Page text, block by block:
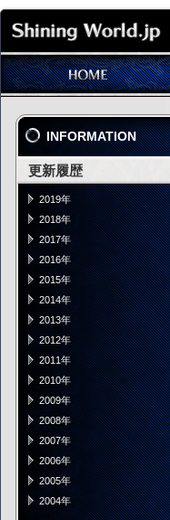
INFORMATION
更新履歴
2019年
2018年
2017年
2016年
2015年
2014年
2013年
2012年
2011年
2010年
2009年
2008年
2007年
2006年
2005年
2004年